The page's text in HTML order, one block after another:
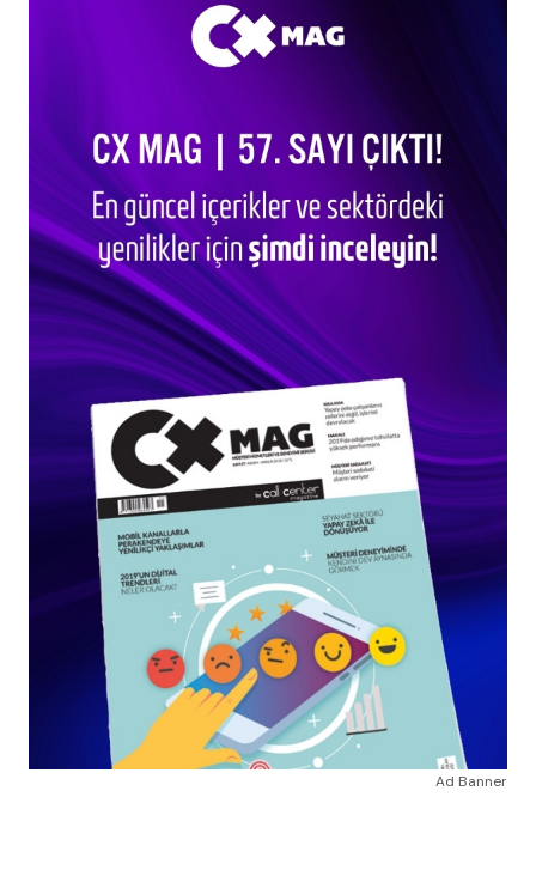
Ad Banner